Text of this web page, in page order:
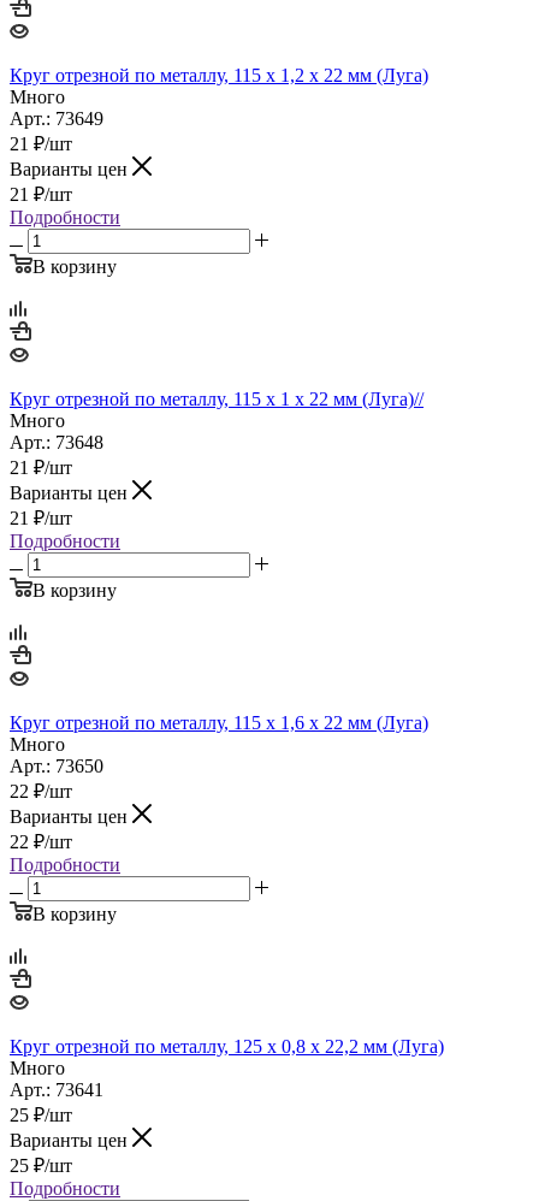
Круг отрезной по металлу, 115 х 1,2 х 22 мм (Луга)
Много
Арт.: 73649
21 ₽/шт
Варианты цен
21 ₽/шт
Подробности
В корзину
Круг отрезной по металлу, 115 х 1 х 22 мм (Луга)//
Много
Арт.: 73648
21 ₽/шт
Варианты цен
21 ₽/шт
Подробности
В корзину
Круг отрезной по металлу, 115 х 1,6 х 22 мм (Луга)
Много
Арт.: 73650
22 ₽/шт
Варианты цен
22 ₽/шт
Подробности
В корзину
Круг отрезной по металлу, 125 х 0,8 х 22,2 мм (Луга)
Много
Арт.: 73641
25 ₽/шт
Варианты цен
25 ₽/шт
Подробности